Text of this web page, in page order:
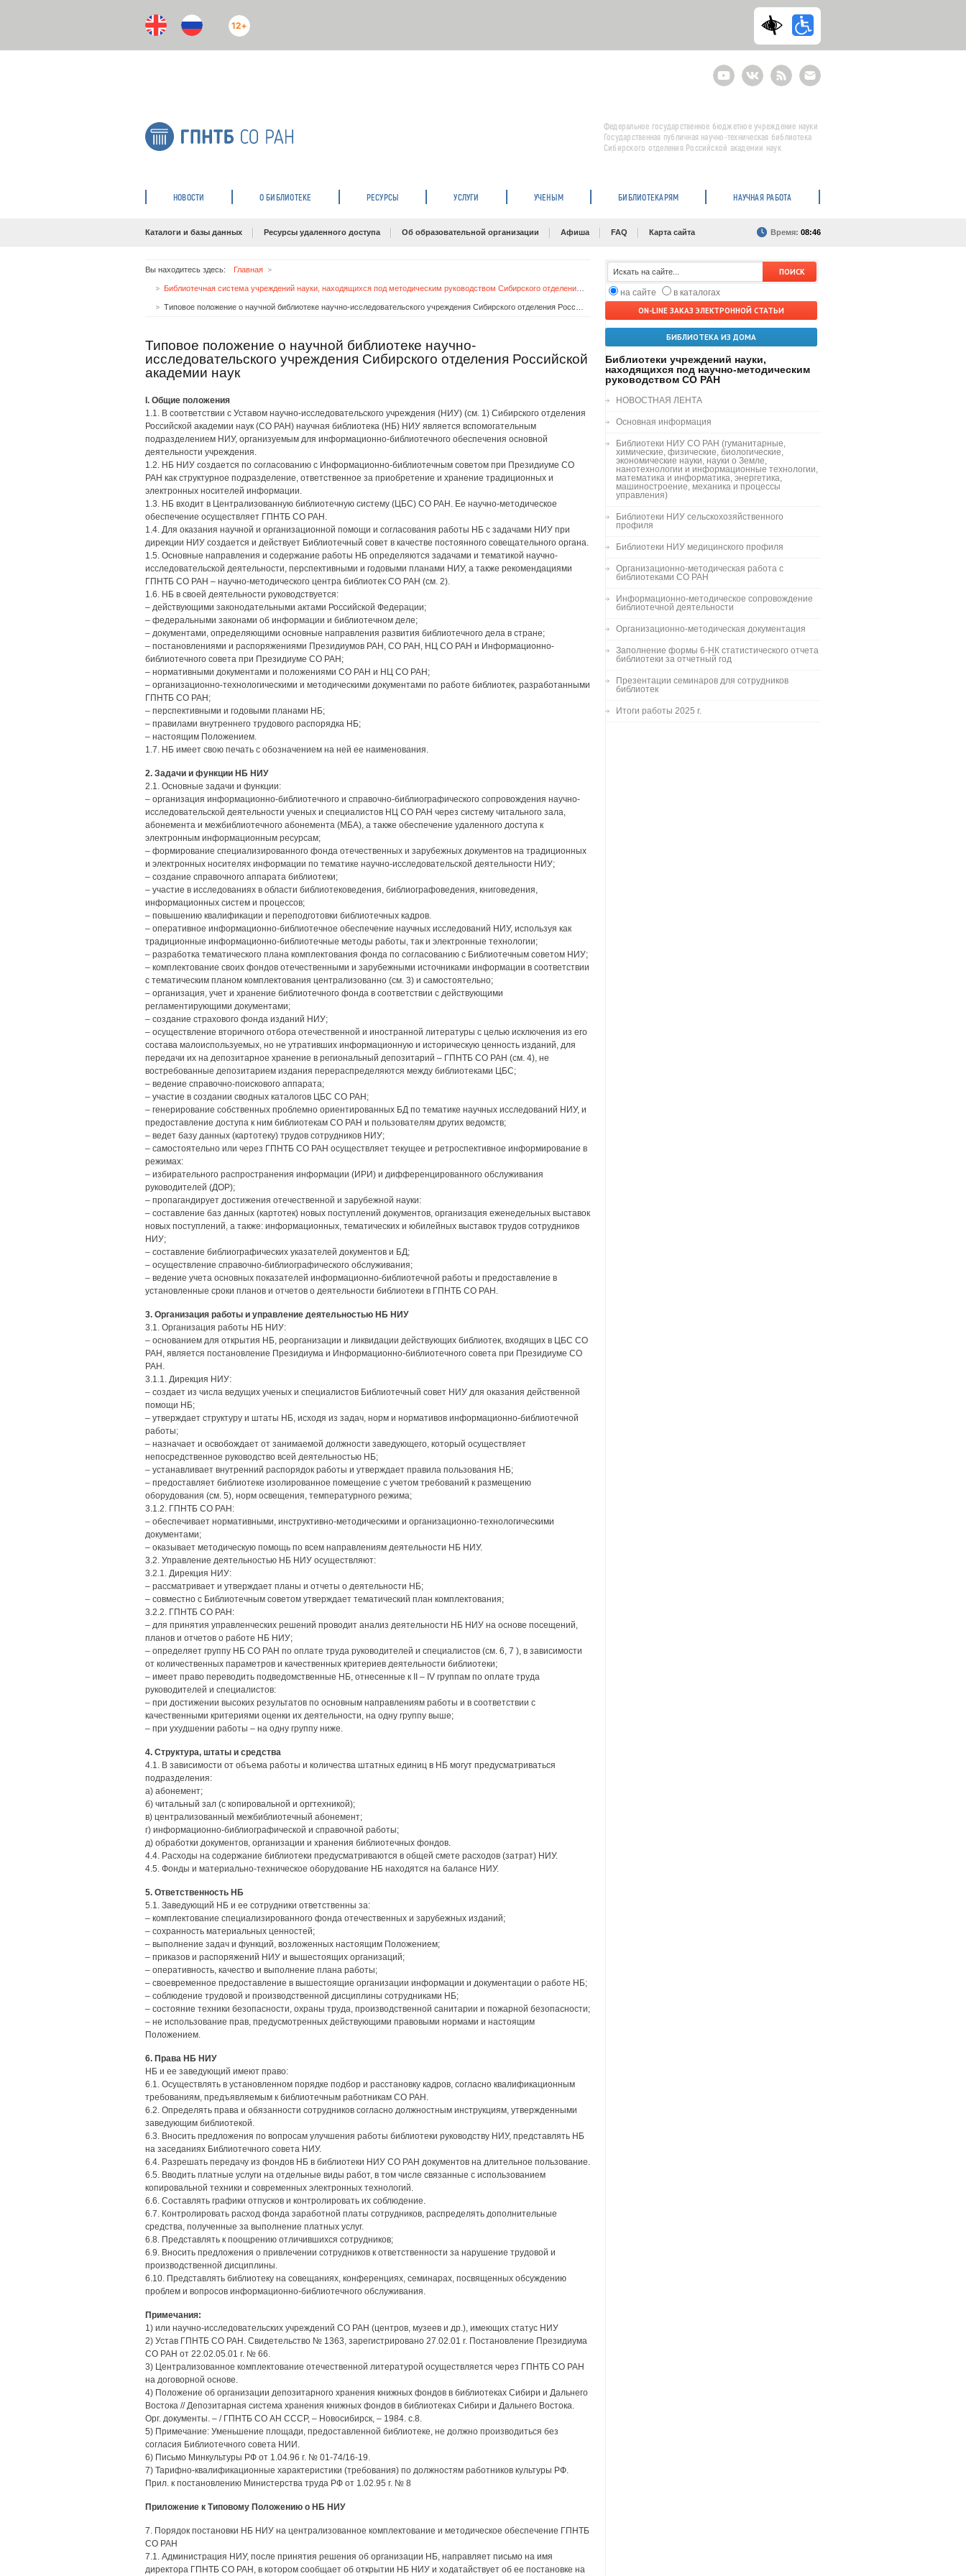
12+
YoutubeВКонтактеRSS
E-
mail
подписка
Федеральное государственное бюджетное учреждение науки
Государственная публичная научно-техническая библиотека
Сибирского отделения Российской академии наук
НОВОСТИ О БИБЛИОТЕКЕ РЕСУРСЫ УСЛУГИ УЧЕНЫМ БИБЛИОТЕКАРЯМ НАУЧНАЯ РАБОТА
Каталоги и базы данных Ресурсы удаленного доступа Об образовательной организации Афиша FAQ Карта сайта Время: 08:46
Вы находитесь здесь: Главная
Типовое положение о научной библиотеке научно-
исследовательского учреждения Сибирского отделения Российской
академии наук
I. Общие положения
1.1. В соответствии с Уставом научно-исследовательского учреждения (НИУ) (см. 1) Сибирского отделения
Российской академии наук (СО РАН) научная библиотека (НБ) НИУ является вспомогательным
подразделением НИУ, организуемым для информационно-библиотечного обеспечения основной
деятельности учреждения.
1.2. НБ НИУ создается по согласованию с Информационно-библиотечным советом при Президиуме СО
РАН как структурное подразделение, ответственное за приобретение и хранение традиционных и
электронных носителей информации.
1.3. НБ входит в Централизованную библиотечную систему (ЦБС) СО РАН. Ее научно-методическое
обеспечение осуществляет ГПНТБ СО РАН.
1.4. Для оказания научной и организационной помощи и согласования работы НБ с задачами НИУ при
дирекции НИУ создается и действует Библиотечный совет в качестве постоянного совещательного органа.
1.5. Основные направления и содержание работы НБ определяются задачами и тематикой научно-
исследовательской деятельности, перспективными и годовыми планами НИУ, а также рекомендациями
ГПНТБ СО РАН – научно-методического центра библиотек СО РАН (см. 2).
1.6. НБ в своей деятельности руководствуется:
– действующими законодательными актами Российской Федерации;
– федеральными законами об информации и библиотечном деле;
– документами, определяющими основные направления развития библиотечного дела в стране;
– постановлениями и распоряжениями Президиумов РАН, СО РАН, НЦ СО РАН и Информационно-
библиотечного совета при Президиуме СО РАН;
– нормативными документами и положениями СО РАН и НЦ СО РАН;
– организационно-технологическими и методическими документами по работе библиотек, разработанными
ГПНТБ СО РАН;
– перспективными и годовыми планами НБ;
– правилами внутреннего трудового распорядка НБ;
– настоящим Положением.
1.7. НБ имеет свою печать с обозначением на ней ее наименования.
2. Задачи и функции НБ НИУ
2.1. Основные задачи и функции:
– организация информационно-библиотечного и справочно-библиографического сопровождения научно-
исследовательской деятельности ученых и специалистов НЦ СО РАН через систему читального зала,
абонемента и межбиблиотечного абонемента (МБА), а также обеспечение удаленного доступа к
электронным информационным ресурсам;
– формирование специализированного фонда отечественных и зарубежных документов на традиционных
и электронных носителях информации по тематике научно-исследовательской деятельности НИУ;
– создание справочного аппарата библиотеки;
– участие в исследованиях в области библиотековедения, библиографоведения, книговедения,
информационных систем и процессов;
– повышению квалификации и переподготовки библиотечных кадров.
– оперативное информационно-библиотечное обеспечение научных исследований НИУ, используя как
традиционные информационно-библиотечные методы работы, так и электронные технологии;
– разработка тематического плана комплектования фонда по согласованию с Библиотечным советом НИУ;
– комплектование своих фондов отечественными и зарубежными источниками информации в соответствии
с тематическим планом комплектования централизованно (см. 3) и самостоятельно;
– организация, учет и хранение библиотечного фонда в соответствии с действующими
регламентирующими документами;
– создание страхового фонда изданий НИУ;
– осуществление вторичного отбора отечественной и иностранной литературы с целью исключения из его
состава малоиспользуемых, но не утративших информационную и историческую ценность изданий, для
передачи их на депозитарное хранение в региональный депозитарий – ГПНТБ СО РАН (см. 4), не
востребованные депозитарием издания перераспределяются между библиотеками ЦБС;
– ведение справочно-поискового аппарата;
– участие в создании сводных каталогов ЦБС СО РАН;
– генерирование собственных проблемно ориентированных БД по тематике научных исследований НИУ, и
предоставление доступа к ним библиотекам СО РАН и пользователям других ведомств;
– ведет базу данных (картотеку) трудов сотрудников НИУ;
– самостоятельно или через ГПНТБ СО РАН осуществляет текущее и ретроспективное информирование в
режимах:
– избирательного распространения информации (ИРИ) и дифференцированного обслуживания
руководителей (ДОР);
– пропагандирует достижения отечественной и зарубежной науки:
– составление баз данных (картотек) новых поступлений документов, организация еженедельных выставок
новых поступлений, а также: информационных, тематических и юбилейных выставок трудов сотрудников
НИУ;
– составление библиографических указателей документов и БД;
– осуществление справочно-библиографического обслуживания;
– ведение учета основных показателей информационно-библиотечной работы и предоставление в
установленные сроки планов и отчетов о деятельности библиотеки в ГПНТБ СО РАН.
3. Организация работы и управление деятельностью НБ НИУ
3.1. Организация работы НБ НИУ:
– основанием для открытия НБ, реорганизации и ликвидации действующих библиотек, входящих в ЦБС СО
РАН, является постановление Президиума и Информационно-библиотечного совета при Президиуме СО
РАН.
3.1.1. Дирекция НИУ:
– создает из числа ведущих ученых и специалистов Библиотечный совет НИУ для оказания действенной
помощи НБ;
– утверждает структуру и штаты НБ, исходя из задач, норм и нормативов информационно-библиотечной
работы;
– назначает и освобождает от занимаемой должности заведующего, который осуществляет
непосредственное руководство всей деятельностью НБ;
– устанавливает внутренний распорядок работы и утверждает правила пользования НБ;
– предоставляет библиотеке изолированное помещение с учетом требований к размещению
оборудования (см. 5), норм освещения, температурного режима;
3.1.2. ГПНТБ СО РАН:
– обеспечивает нормативными, инструктивно-методическими и организационно-технологическими
документами;
– оказывает методическую помощь по всем направлениям деятельности НБ НИУ.
3.2. Управление деятельностью НБ НИУ осуществляют:
3.2.1. Дирекция НИУ:
– рассматривает и утверждает планы и отчеты о деятельности НБ;
– совместно с Библиотечным советом утверждает тематический план комплектования;
3.2.2. ГПНТБ СО РАН:
– для принятия управленческих решений проводит анализ деятельности НБ НИУ на основе посещений,
планов и отчетов о работе НБ НИУ;
– определяет группу НБ СО РАН по оплате труда руководителей и специалистов (см. 6, 7 ), в зависимости
от количественных параметров и качественных критериев деятельности библиотеки;
– имеет право переводить подведомственные НБ, отнесенные к II – IV группам по оплате труда
руководителей и специалистов:
– при достижении высоких результатов по основным направлениям работы и в соответствии с
качественными критериями оценки их деятельности, на одну группу выше;
– при ухудшении работы – на одну группу ниже.
4. Структура, штаты и средства
4.1. В зависимости от объема работы и количества штатных единиц в НБ могут предусматриваться
подразделения:
а) абонемент;
б) читальный зал (с копировальной и оргтехникой);
в) централизованный межбиблиотечный абонемент;
г) информационно-библиографической и справочной работы;
д) обработки документов, организации и хранения библиотечных фондов.
4.4. Расходы на содержание библиотеки предусматриваются в общей смете расходов (затрат) НИУ.
4.5. Фонды и материально-техническое оборудование НБ находятся на балансе НИУ.
5. Ответственность НБ
5.1. Заведующий НБ и ее сотрудники ответственны за:
– комплектование специализированного фонда отечественных и зарубежных изданий;
– сохранность материальных ценностей;
– выполнение задач и функций, возложенных настоящим Положением;
– приказов и распоряжений НИУ и вышестоящих организаций;
– оперативность, качество и выполнение плана работы;
– своевременное предоставление в вышестоящие организации информации и документации о работе НБ;
– соблюдение трудовой и производственной дисциплины сотрудниками НБ;
– состояние техники безопасности, охраны труда, производственной санитарии и пожарной безопасности;
– не использование прав, предусмотренных действующими правовыми нормами и настоящим
Положением.
6. Права НБ НИУ
НБ и ее заведующий имеют право:
6.1. Осуществлять в установленном порядке подбор и расстановку кадров, согласно квалификационным
требованиям, предъявляемым к библиотечным работникам СО РАН.
6.2. Определять права и обязанности сотрудников согласно должностным инструкциям, утвержденными
заведующим библиотекой.
6.3. Вносить предложения по вопросам улучшения работы библиотеки руководству НИУ, представлять НБ
на заседаниях Библиотечного совета НИУ.
6.4. Разрешать передачу из фондов НБ в библиотеки НИУ СО РАН документов на длительное пользование.
6.5. Вводить платные услуги на отдельные виды работ, в том числе связанные с использованием
копировальной техники и современных электронных технологий.
6.6. Составлять графики отпусков и контролировать их соблюдение.
6.7. Контролировать расход фонда заработной платы сотрудников, распределять дополнительные
средства, полученные за выполнение платных услуг.
6.8. Представлять к поощрению отличившихся сотрудников;
6.9. Вносить предложения о привлечении сотрудников к ответственности за нарушение трудовой и
производственной дисциплины.
6.10. Представлять библиотеку на совещаниях, конференциях, семинарах, посвященных обсуждению
проблем и вопросов информационно-библиотечного обслуживания.
Примечания:
1) или научно-исследовательских учреждений СО РАН (центров, музеев и др.), имеющих статус НИУ
2) Устав ГПНТБ СО РАН. Свидетельство № 1363, зарегистрировано 27.02.01 г. Постановление Президиума
СО РАН от 22.02.05.01 г. № 66.
3) Централизованное комплектование отечественной литературой осуществляется через ГПНТБ СО РАН
на договорной основе.
4) Положение об организации депозитарного хранения книжных фондов в библиотеках Сибири и Дальнего
Востока // Депозитарная система хранения книжных фондов в библиотеках Сибири и Дальнего Востока.
Орг. документы. – / ГПНТБ СО АН СССР, – Новосибирск, – 1984. с.8.
5) Примечание: Уменьшение площади, предоставленной библиотеке, не должно производиться без
согласия Библиотечного совета НИИ.
6) Письмо Минкультуры РФ от 1.04.96 г. № 01-74/16-19.
7) Тарифно-квалификационные характеристики (требования) по должностям работников культуры РФ.
Прил. к постановлению Министерства труда РФ от 1.02.95 г. № 8
Приложение к Типовому Положению о НБ НИУ
7. Порядок постановки НБ НИУ на централизованное комплектование и методическое обеспечение ГПНТБ
СО РАН
7.1. Администрация НИУ, после принятия решения об организации НБ, направляет письмо на имя
директора ГПНТБ СО РАН, в котором сообщает об открытии НБ НИУ и ходатайствует об ее постановке на
на сайте
в каталогах
ON-LINE ЗАКАЗ ЭЛЕКТРОННОЙ СТАТЬИ
БИБЛИОТЕКА ИЗ ДОМА
Библиотеки учреждений науки,
находящихся под научно-методическим
руководством СО РАН
НОВОСТНАЯ ЛЕНТА
Основная информация
Библиотеки НИУ СО РАН (гуманитарные,
химические, физические, биологические,
экономические науки, науки о Земле,
нанотехнологии и информационные технологии,
математика и информатика, энергетика,
машиностроение, механика и процессы
управления)
Библиотеки НИУ сельскохозяйственного
профиля
Библиотеки НИУ медицинского профиля
Организационно-методическая работа с
библиотеками СО РАН
Информационно-методическое сопровождение
библиотечной деятельности
Организационно-методическая документация
Заполнение формы 6-НК статистического отчета
библиотеки за отчетный год
Презентации семинаров для сотрудников
библиотек
Итоги работы 2025 г.